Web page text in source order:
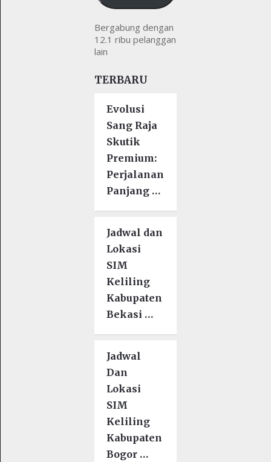
Bergabung dengan
12.1 ribu pelanggan
lain
TERBARU
Evolusi
Sang Raja
Skutik
Premium:
Perjalanan
Panjang …
Jadwal dan
Lokasi
SIM
Keliling
Kabupaten
Bekasi …
Jadwal
Dan
Lokasi
SIM
Keliling
Kabupaten
Bogor …